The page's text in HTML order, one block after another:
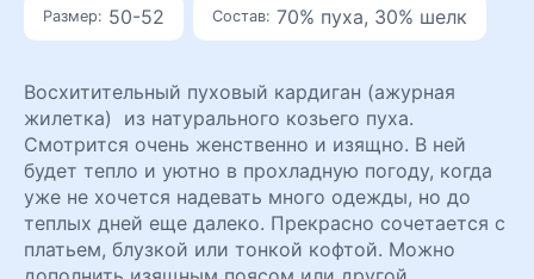
составляла
7800 ₽.
4500 ₽.
Размер: 50-52 Состав: 70% пуха, 30% шелк
Восхитительный пуховый кардиган (ажурная
жилетка) из натурального козьего пуха.
Смотрится очень женственно и изящно. В ней
будет тепло и уютно в прохладную погоду, когда
уже не хочется надевать много одежды, но до
теплых дней еще далеко. Прекрасно сочетается с
платьем, блузкой или тонкой кофтой. Можно